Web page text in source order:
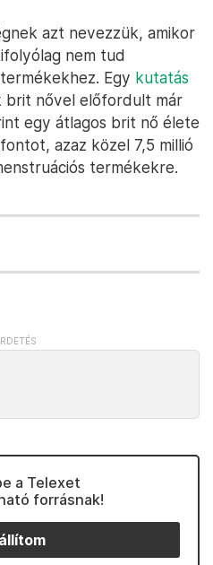
azt nevezzük, amikor
nem tud
Egy kutatás
brit nővel előfordult már
egy átlagos brit nő élete
azaz közel 7,5 millió
termékekre.
a Telexet
forrásnak!